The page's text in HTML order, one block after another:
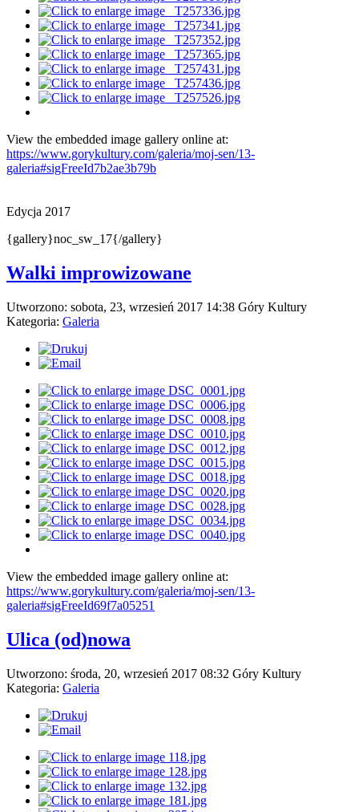
View the embedded image gallery online at:
https://www.gorykultury.com/galeria/moj-sen/13-
galeria#sigFreeId7b2ae3b79b
Edycja 2017
{gallery}noc_sw_17{/gallery}
Walki improwizowane
Utworzono: sobota, 23, wrzesień 2017 14:38 Góry Kultury
Kategoria: Galeria
View the embedded image gallery online at:
https://www.gorykultury.com/galeria/moj-sen/13-
galeria#sigFreeId69f7a05251
Ulica (od)nowa
Utworzono: środa, 20, wrzesień 2017 08:32 Góry Kultury
Kategoria: Galeria